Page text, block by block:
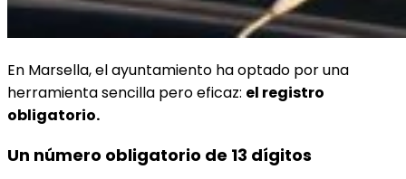
En Marsella, el ayuntamiento ha optado por una
herramienta sencilla pero eficaz: el registro
obligatorio.
Un número obligatorio de 13 dígitos